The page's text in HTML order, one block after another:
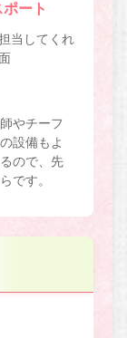
ート
当してくれ
やチーフ
設備もよ
ので、先
です。